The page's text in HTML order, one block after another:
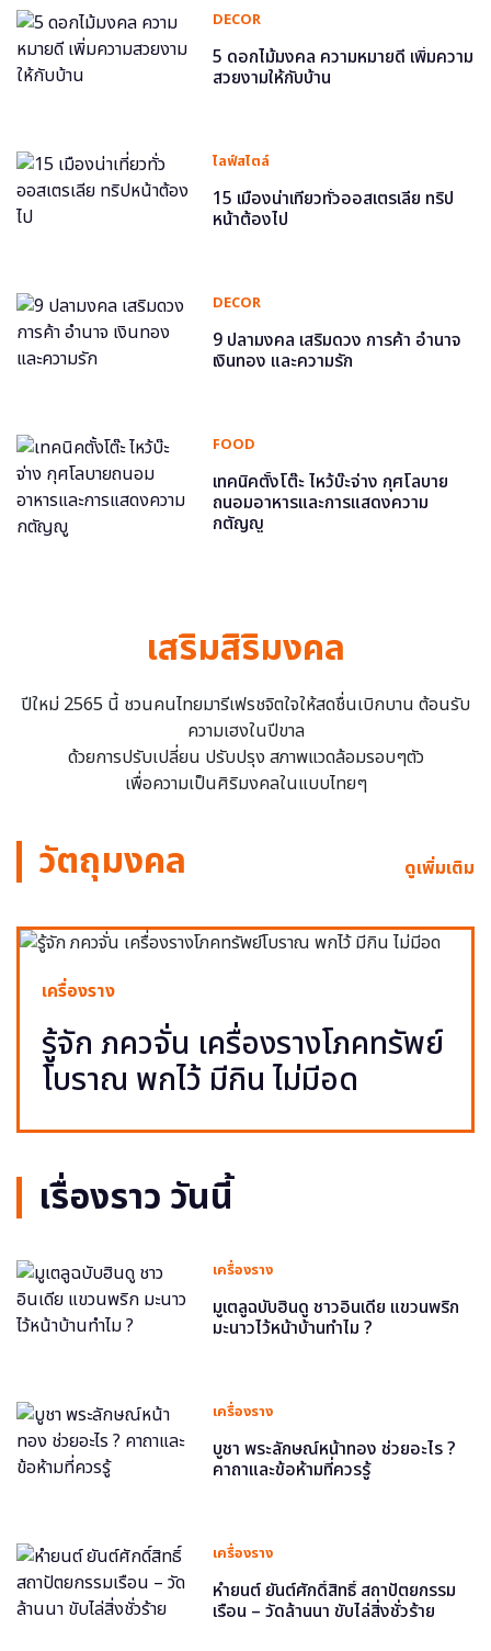
DECOR
5 ดอกไม้มงคล ความหมายดี เพิ่มความ
สวยงามให้กับบ้าน
ไลฟ์สไตล์
15 เมืองน่าเที่ยวทั่วออสเตรเลีย ทริป
หน้าต้องไป
DECOR
9 ปลามงคล เสริมดวง การค้า อำนาจ
เงินทอง และความรัก
FOOD
เทคนิคตั้งโต๊ะ ไหว้บ๊ะจ่าง กุศโลบาย
ถนอมอาหารและการแสดงความ
กตัญญู
เสริมสิริมงคล
ปีใหม่ 2565 นี้ ชวนคนไทยมารีเฟรชจิตใจให้สดชื่นเบิกบาน ต้อนรับ
ความเฮงในปีขาล
ด้วยการปรับเปลี่ยน ปรับปรุง สภาพแวดล้อมรอบๆตัว
เพื่อความเป็นศิริมงคลในแบบไทยๆ
วัตถุมงคล ดูเพิ่มเติม
เครื่องราง
รู้จัก ภควจั่น เครื่องรางโภคทรัพย์
โบราณ พกไว้ มีกิน ไม่มีอด
เรื่องราว วันนี้
เครื่องราง
มูเตลูฉบับฮินดู ชาวอินเดีย แขวนพริก
มะนาวไว้หน้าบ้านทำไม ?
เครื่องราง
บูชา พระลักษณ์หน้าทอง ช่วยอะไร ?
คาถาและข้อห้ามที่ควรรู้
เครื่องราง
หำยนต์ ยันต์ศักดิ์สิทธิ์ สถาปัตยกรรม
เรือน – วัดล้านนา ขับไล่สิ่งชั่วร้าย